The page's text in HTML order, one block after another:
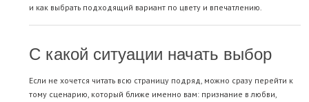
и как выбрать подходящий вариант по цвету и впечатлению.
С какой ситуации начать выбор
Если не хочется читать всю страницу подряд, можно сразу перейти к
тому сценарию, который ближе именно вам: признание в любви,